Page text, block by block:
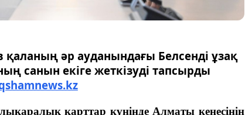
қаланың әр ауданындағы Белсенді ұзақ
санын екіге жеткізуді тапсырды
қарттар күнінде Алматы кеңесінің